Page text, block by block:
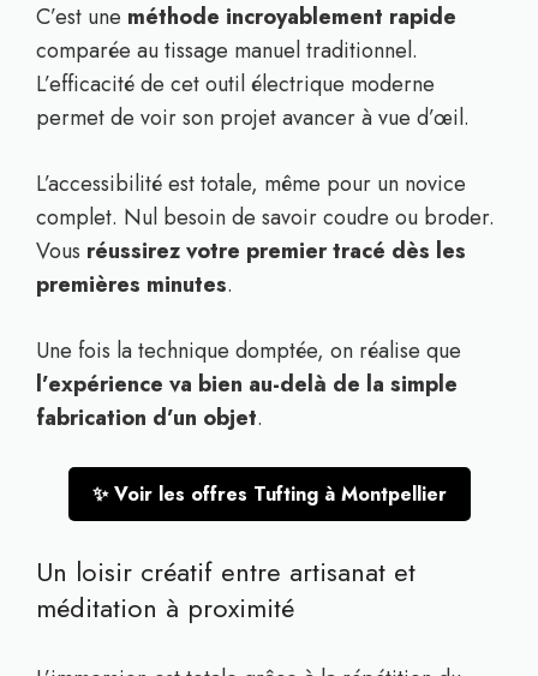
C’est une méthode incroyablement rapide
comparée au tissage manuel traditionnel.
L’efficacité de cet outil électrique moderne
permet de voir son projet avancer à vue d’œil.
L’accessibilité est totale, même pour un novice
complet. Nul besoin de savoir coudre ou broder.
Vous réussirez votre premier tracé dès les
premières minutes.
Une fois la technique domptée, on réalise que
l’expérience va bien au-delà de la simple
fabrication d’un objet.
✨ Voir les offres Tufting à Montpellier
Un loisir créatif entre artisanat et
méditation à proximité